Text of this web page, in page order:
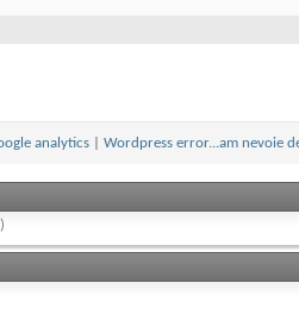
analytics Wordpress error...am nevoie